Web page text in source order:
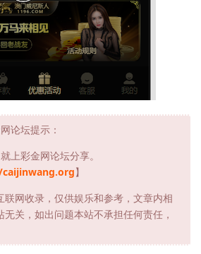
论坛提示：
上彩金网论坛分享。
】
联网收录，仅供娱乐和参考，文章内相
关，如出问题本站不承担任何责任，